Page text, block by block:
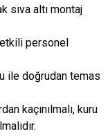
sıva altı montaj
personel
ile doğrudan temas
kaçınılmalı, kuru